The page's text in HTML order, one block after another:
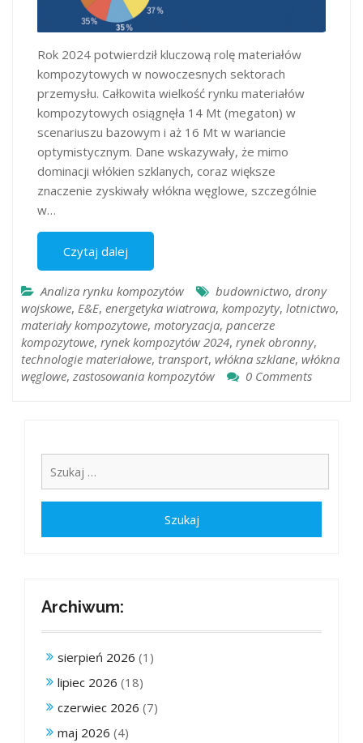
Rok 2024 potwierdził kluczową rolę materiałów
kompozytowych w nowoczesnych sektorach
przemysłu. Całkowita wielkość rynku materiałów
kompozytowych osiągnęła 14 Mt (megaton) w
scenariuszu bazowym i aż 16 Mt w wariancie
optymistycznym. Dane wskazywały, że mimo
dominacji włókien szklanych, coraz większe
znaczenie zyskiwały włókna węglowe, szczególnie
w…
Czytaj dalej
Analiza rynku kompozytów budownictwo, drony
wojskowe, E&E, energetyka wiatrowa, kompozyty, lotnictwo,
materiały kompozytowe, motoryzacja, pancerze
kompozytowe, rynek kompozytów 2024, rynek obronny,
technologie materiałowe, transport, włókna szklane, włókna
węglowe, zastosowania kompozytów 0 Comments
Archiwum:
sierpień 2026 (1)
lipiec 2026 (18)
czerwiec 2026 (7)
maj 2026 (4)